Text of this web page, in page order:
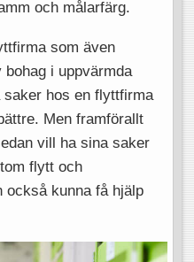
och målarfärg.
som även
i uppvärmda
hos en flyttfirma
Men framförallt
vill ha sina saker
flytt och
också kunna få hjälp